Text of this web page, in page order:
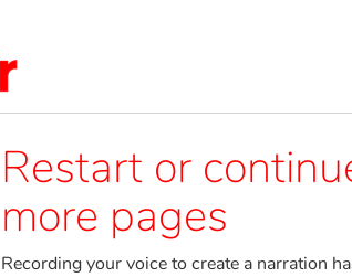
Restart or
more pages
Recording your voice to create a narration